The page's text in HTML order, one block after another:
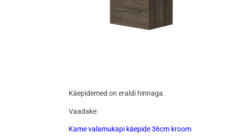
Käepidemed on eraldi hinnaga.
Vaadake:
Kame valamukapi käepide 36cm kroom